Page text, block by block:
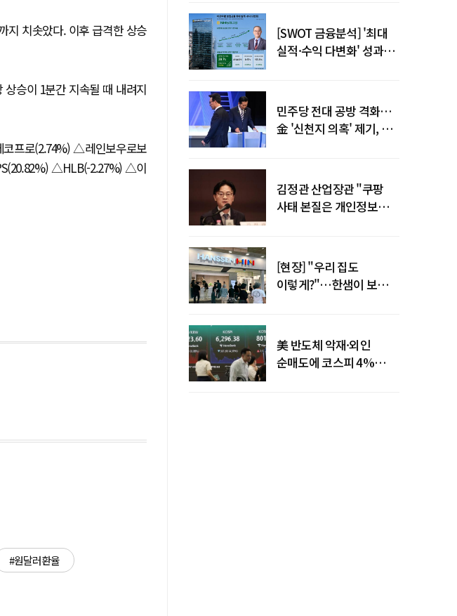
지 치솟았다. 이후 급격한 상승
승이 1분간 지속될 때 내려지
프로(2.74%) △레인보우로보
△HLB(-2.27%) △이
#원달러환율
[SWOT 금융분석] '최대
실적·수익 다변화' 성과…
민주당 전대 공방 격화…
金 '신천지 의혹' 제기, 鄭
김정관 산업장관 "쿠팡
사태 본질은 개인정보
[현장] "우리 집도
이렇게?"…한샘이 보여준
美 반도체 악재·외인
순매도에 코스피 4%